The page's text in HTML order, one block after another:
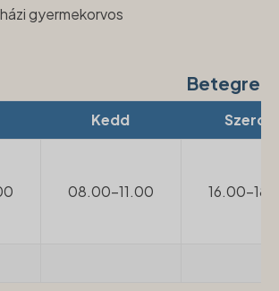
házi gyermekorvos
Kedd Szerda
08.00-11.00 16.00-